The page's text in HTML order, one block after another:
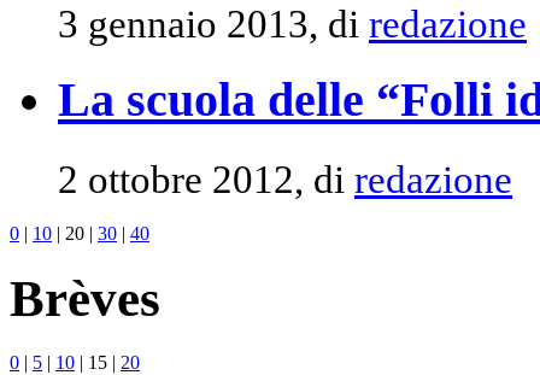
3 gennaio 2013, di redazione
La scuola delle “Folli
2 ottobre 2012, di redazione
0 | 10 | 20 | 30 | 40
Brèves
0 | 5 | 10 | 15 | 20